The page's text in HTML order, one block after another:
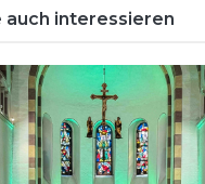
auch interessieren